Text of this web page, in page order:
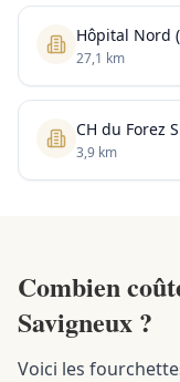
Hôpital Nord
27,1 km
CH du Forez
3,9 km
Combien
Savigneux ?
Voici les